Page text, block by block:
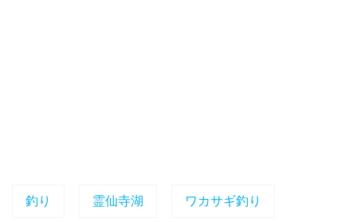
釣り 霊仙寺湖 ワカサギ釣り